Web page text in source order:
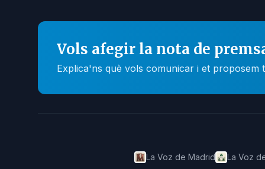
Vols afegir la nota de
Explica'ns què vols comunicar i et proposem
La Voz de Madrid La Voz